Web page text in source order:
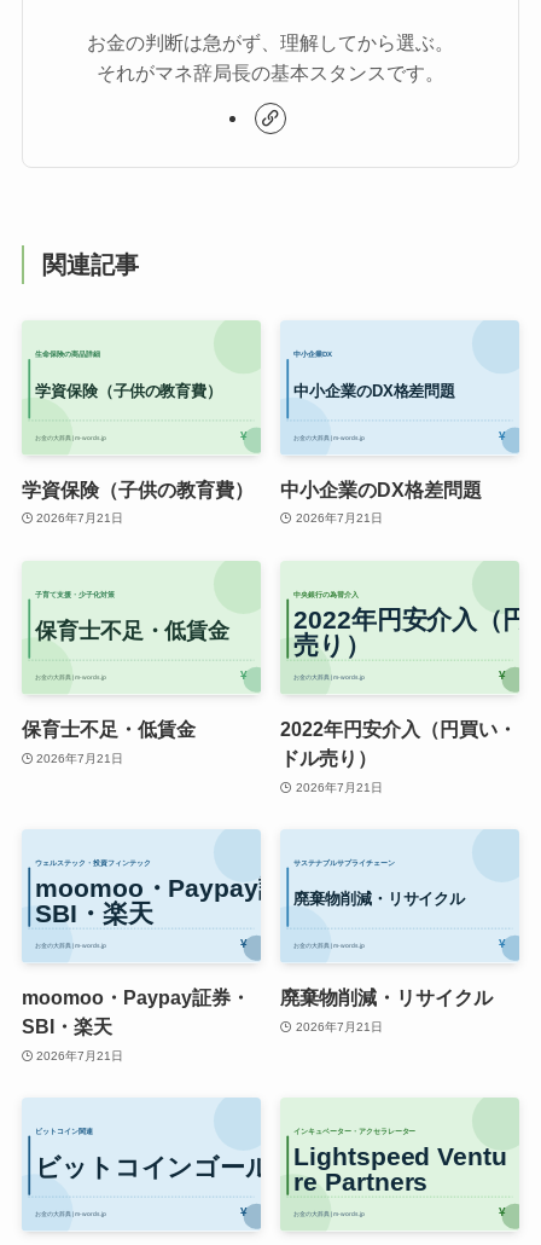
お金の判断は急がず、理解してから選ぶ。
それがマネ辞局長の基本スタンスです。
関連記事
学資保険（子供の教育費）
2026年7月21日
中小企業のDX格差問題
2026年7月21日
保育士不足・低賃金
2026年7月21日
2022年円安介入（円買い・
ドル売り）
2026年7月21日
moomoo・Paypay証券・
SBI・楽天
2026年7月21日
廃棄物削減・リサイクル
2026年7月21日